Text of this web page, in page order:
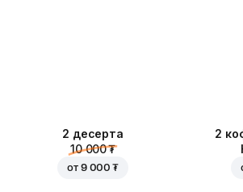
2 десерта
10 000 ₮
от 9 000 ₮
2